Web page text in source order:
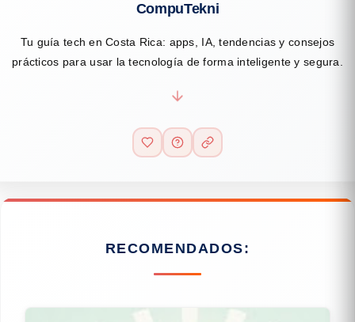
CompuTekni
Tu guía tech en Costa Rica: apps, IA, tendencias y consejos
prácticos para usar la tecnología de forma inteligente y segura.
RECOMENDADOS: